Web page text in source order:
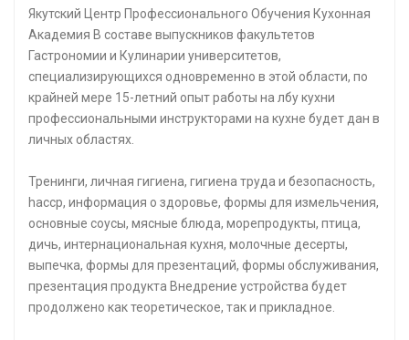
Якутский Центр Профессионального Обучения Кухонная
Академия В составе выпускников факультетов
Гастрономии и Кулинарии университетов,
специализирующихся одновременно в этой области, по
крайней мере 15-летний опыт работы на лбу кухни
профессиональными инструкторами на кухне будет дан в
личных областях.
Тренинги, личная гигиена, гигиена труда и безопасность,
haccp, информация о здоровье, формы для измельчения,
основные соусы, мясные блюда, морепродукты, птица,
дичь, интернациональная кухня, молочные десерты,
выпечка, формы для презентаций, формы обслуживания,
презентация продукта Внедрение устройства будет
продолжено как теоретическое, так и прикладное.